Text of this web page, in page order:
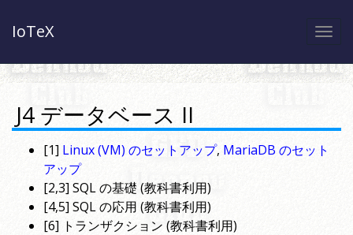
IoTeX
J4 データベース II
[1] Linux (VM) のセットアップ, MariaDB のセット
アップ
[2,3] SQL の基礎 (教科書利用)
[4,5] SQL の応用 (教科書利用)
[6] トランザクション (教科書利用)